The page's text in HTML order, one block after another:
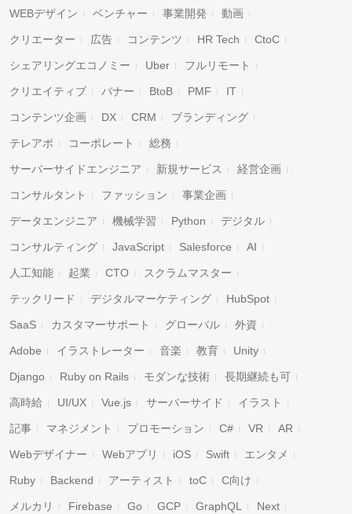
WEBデザイン ベンチャー 事業開発 動画
クリエーター 広告 コンテンツ HR Tech CtoC
シェアリングエコノミー Uber フルリモート
クリエイティブ バナー BtoB PMF IT
コンテンツ企画 DX CRM ブランディング
テレアポ コーポレート 総務
サーバーサイドエンジニア 新規サービス 経営企画
コンサルタント ファッション 事業企画
データエンジニア 機械学習 Python デジタル
コンサルティング JavaScript Salesforce AI
人工知能 起業 CTO スクラムマスター
テックリード デジタルマーケティング HubSpot
SaaS カスタマーサポート グローバル 外資
Adobe イラストレーター 音楽 教育 Unity
Django Ruby on Rails モダンな技術 長期継続も可
高時給 UI/UX Vue.js サーバーサイド イラスト
記事 マネジメント プロモーション C# VR AR
Webデザイナー Webアプリ iOS Swift エンタメ
Ruby Backend アーティスト toC C向け
メルカリ Firebase Go GCP GraphQL Next